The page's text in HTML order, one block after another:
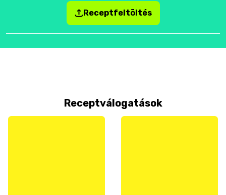
Receptfeltöltés
Receptválogatások